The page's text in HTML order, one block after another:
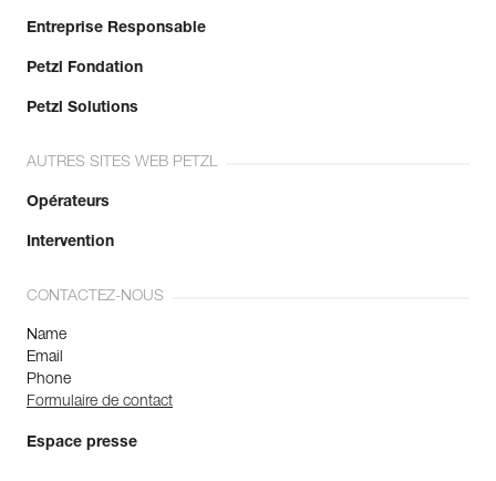
Entreprise Responsable
Petzl Fondation
Petzl Solutions
AUTRES SITES WEB PETZL
Opérateurs
Intervention
CONTACTEZ-NOUS
Name
Email
Phone
Formulaire de contact
Espace presse